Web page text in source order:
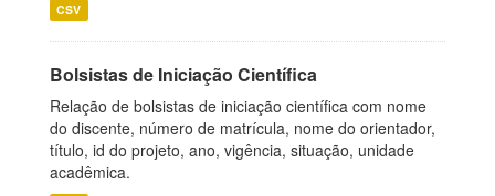
CSV
Bolsistas de Iniciação Científica
Relação de bolsistas de iniciação científica com nome
do discente, número de matrícula, nome do orientador,
título, id do projeto, ano, vigência, situação, unidade
acadêmica.